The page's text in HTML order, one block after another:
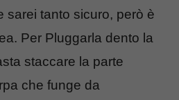
tanto sicuro, però è
Per Pluggarla dento la
staccare la parte
che funge da